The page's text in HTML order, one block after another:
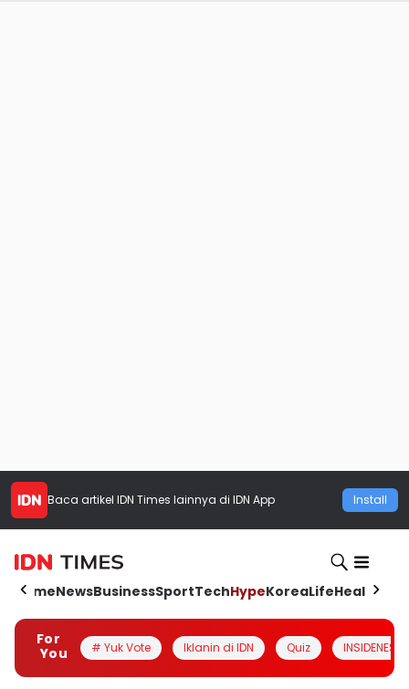
Baca artikel IDN Times lainnya di IDN App Install
HomeNewsBusinessSportTechHypeKoreaLifeHealth
For
You
# Yuk Vote Iklanin di IDN Quiz INSIDENESIA